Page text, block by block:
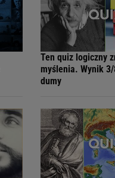
Ten quiz logiczny
myślenia. Wynik
dumy